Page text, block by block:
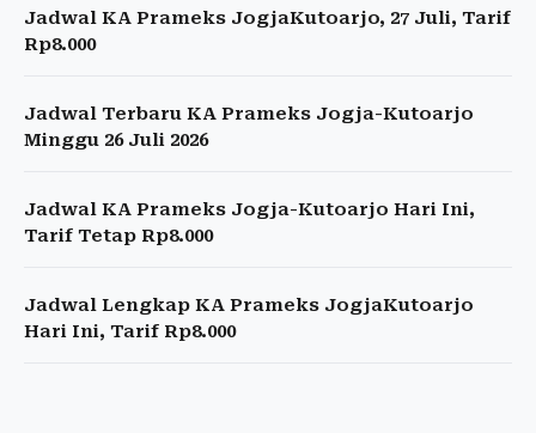
Jadwal KA Prameks JogjaKutoarjo, 27 Juli, Tarif
Rp8.000
Jadwal Terbaru KA Prameks Jogja-Kutoarjo
Minggu 26 Juli 2026
Jadwal KA Prameks Jogja-Kutoarjo Hari Ini,
Tarif Tetap Rp8.000
Jadwal Lengkap KA Prameks JogjaKutoarjo
Hari Ini, Tarif Rp8.000